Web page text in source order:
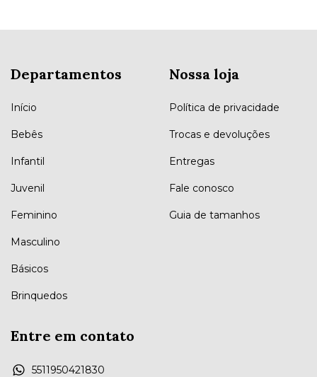
Departamentos
Início
Bebês
Infantil
Juvenil
Feminino
Masculino
Básicos
Brinquedos
Nossa loja
Política de privacidade
Trocas e devoluções
Entregas
Fale conosco
Guia de tamanhos
Entre em contato
5511950421830